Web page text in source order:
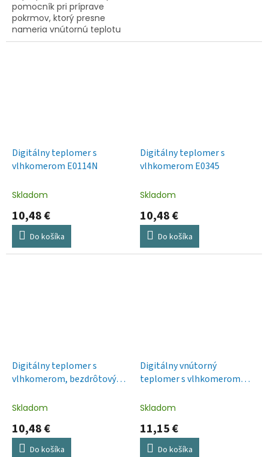
pomocník pri príprave
pokrmov, ktorý presne
nameria vnútornú teplotu
pripraveného mäsa. Vďaka
Digitálny teplomer s
vlhkomerom E0114N
Skladom
10,48 €
Do košíka
Digitálny teplomer s
vlhkomerom E0345
Skladom
10,48 €
Do košíka
Digitálny teplomer s
vlhkomerom, bezdrôtový
Skladom
10,48 €
Do košíka
Digitálny vnútorný
teplomer s vlhkomerom
Skladom
11,15 €
Do košíka